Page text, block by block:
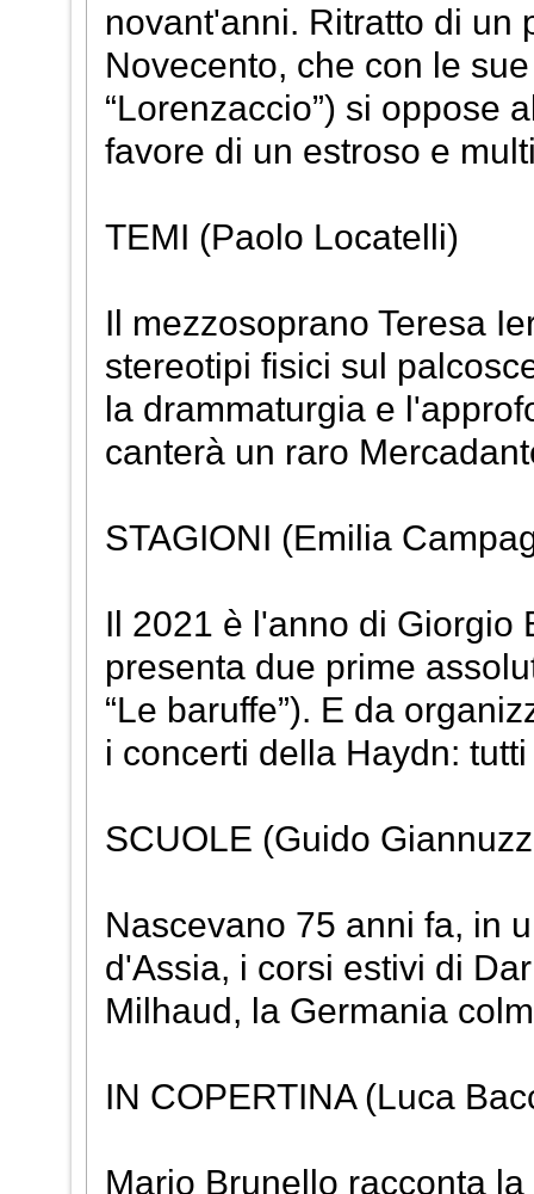
novant'anni. Ritratto di un
Novecento, che con le
“Lorenzaccio”) si oppose
favore di un estroso e
TEMI (Paolo Locatelli)
Il mezzosoprano Teresa
stereotipi fisici sul
la drammaturgia e
canterà un raro
STAGIONI (Emilia
Il 2021 è l'anno di Giorgio
presenta due prime
“Le baruffe”). E da
i concerti della Haydn:
SCUOLE (Guido
Nascevano 75 anni fa, in
d'Assia, i corsi estivi di
Milhaud, la Germania
IN COPERTINA (Luca
Mario Brunello racconta